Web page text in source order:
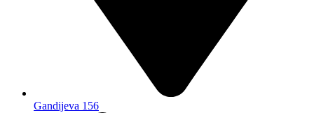
Gandijeva 156